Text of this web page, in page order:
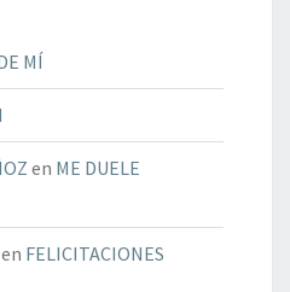
MÍ
en ME DUELE
en FELICITACIONES